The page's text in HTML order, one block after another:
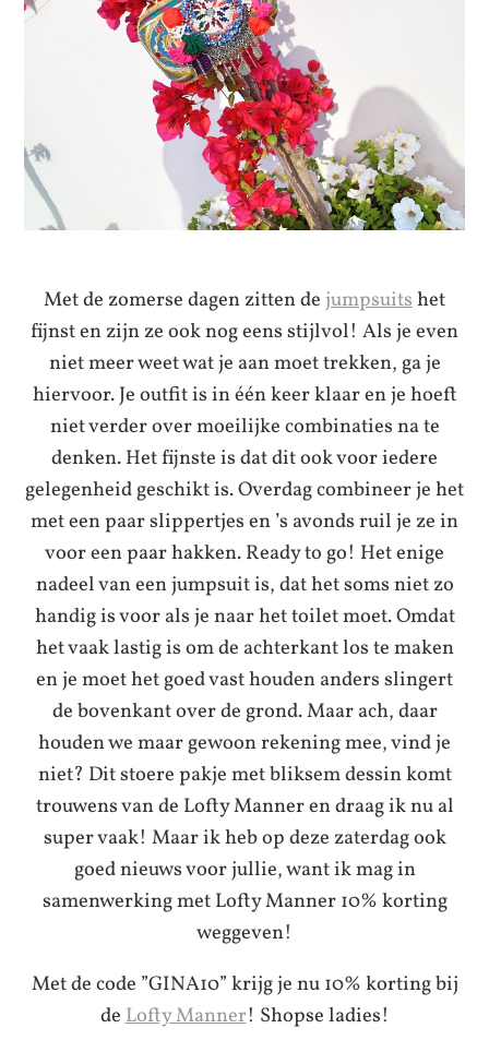
Met de zomerse dagen zitten de jumpsuitshet
fijnst en zijn ze ook nog eens stijlvol! Als je even
niet meer weet wat je aan moet trekken, ga je
hiervoor. Je outfit is in één keer klaar en je hoeft
niet verder over moeilijke combinaties na te
denken. Het fijnste is dat dit ook voor iedere
gelegenheid geschikt is. Overdag combineer je het
met een paar slippertjes en ’s avonds ruil je ze in
voor een paar hakken. Ready to go! Het enige
nadeel van een jumpsuit is, dat het soms niet zo
handig is voor als je naar het toilet moet. Omdat
het vaak lastig is om de achterkant los te maken
en je moet het goed vast houden anders slingert
de bovenkant over de grond. Maar ach, daar
houden we maar gewoon rekening mee, vind je
niet? Dit stoere pakje met bliksem dessin komt
trouwens van de Lofty Manner en draag ik nu al
super vaak! Maar ik heb op deze zaterdag ook
goed nieuws voor jullie, want ik mag in
samenwerking met Lofty Manner 10% korting
weggeven!
Met de code ”GINA10” krijg je nu 10% korting bij
deLofty Manner! Shopse ladies!